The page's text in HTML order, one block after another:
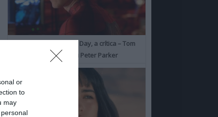
or
to
may
Spider-Man: Brand New Day, a crítica – Tom
Holland consolida o seu Peter Parker